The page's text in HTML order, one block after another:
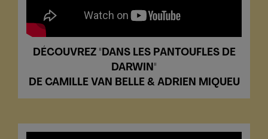
DÉCOUVREZ "DANS LES PANTOUFLES DE
DARWIN"
DE CAMILLE VAN BELLE & ADRIEN MIQUEU